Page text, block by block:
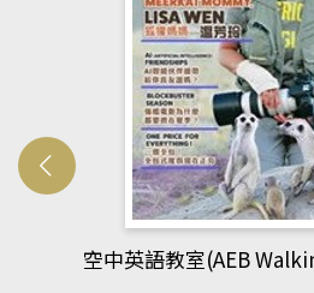
網管人(kono